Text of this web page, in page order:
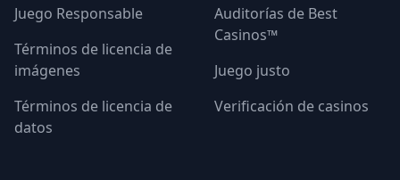
Juego Responsable
Términos de licencia de
imágenes
Términos de licencia de
datos
Auditorías de Best
Casinos™
Juego justo
Verificación de casinos